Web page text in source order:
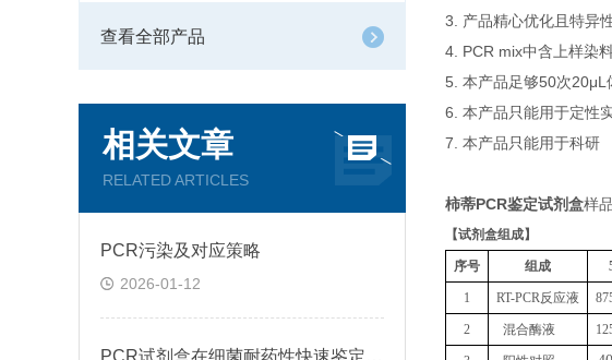
查看全部产品
相关文章
RELATED ARTICLES
PCR污染及对应策略
2026-01-12
PCR试剂盒在细菌耐药性快速鉴定中的关键作用
3. 产品精心优化且特异
4. PCR mix中含上样染
5. 本产品足够50次20μL
6. 本产品只能用于定性
7. 本产品只能用于科研
柿蒂PCR鉴定试剂盒样
【试剂盒组成】
序号 组成
1 RT-PCR反应液
2 混合酶液